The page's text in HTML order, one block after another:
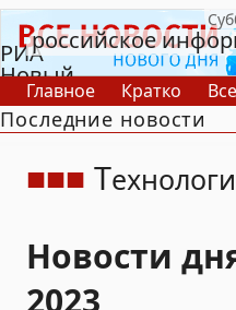
РИА
Новый
День
российское
Главное Кратко
В России
В мире
Последние новости
Т
Новости
2023